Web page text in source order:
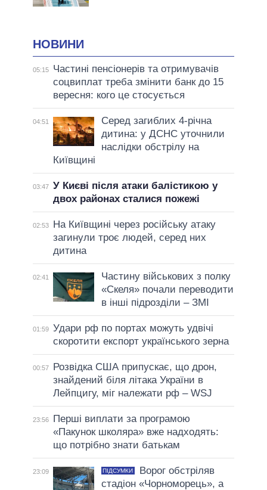
НОВИНИ
05:15
Частині пенсіонерів та отримувачів
соцвиплат треба змінити банк до 15
вересня: кого це стосується
04:51
Серед загиблих 4-річна
дитина: у ДСНС уточнили
наслідки обстрілу на
Київщині
03:47 У Києві після атаки балістикою у
двох районах сталися пожежі
02:53
На Київщині через російську атаку
загинули троє людей, серед них
дитина
02:41
Частину військових з полку
«Скеля» почали переводити
в інші підрозділи – ЗМІ
01:59 Удари рф по портах можуть удвічі
скоротити експорт українського зерна
00:57
Розвідка США припускає, що дрон,
знайдений біля літака України в
Лейпцигу, міг належати рф – WSJ
23:56
Перші виплати за програмою
«Пакунок школяра» вже надходять:
що потрібно знати батькам
23:09 ПІДСУМКИ
Ворог обстріляв
стадіон «Чорноморець», а